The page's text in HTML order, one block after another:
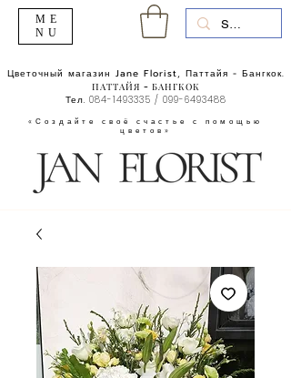
«Создайте своё счастье с помощью
цветов»
Цветочный магазин Jane Florist, Паттайя - Бангкок.
ПАТТАЙЯ - БАНГКОК
Тел. 084-1493335 / 099-6493488
ME
NU